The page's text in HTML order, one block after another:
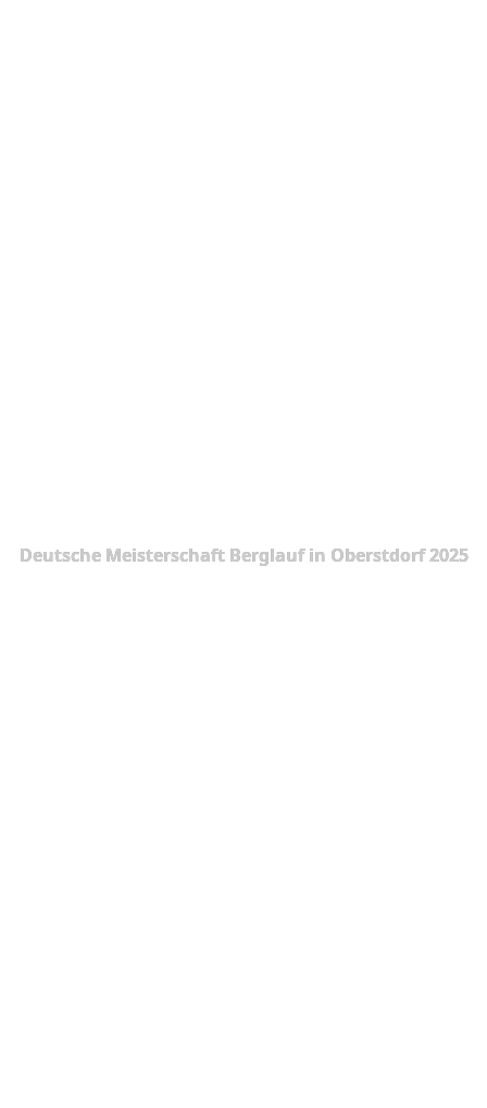
Deutsche Meisterschaft Berglauf in Oberstdorf 2025